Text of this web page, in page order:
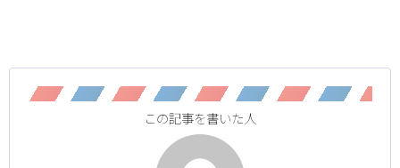
この記事を書いた人